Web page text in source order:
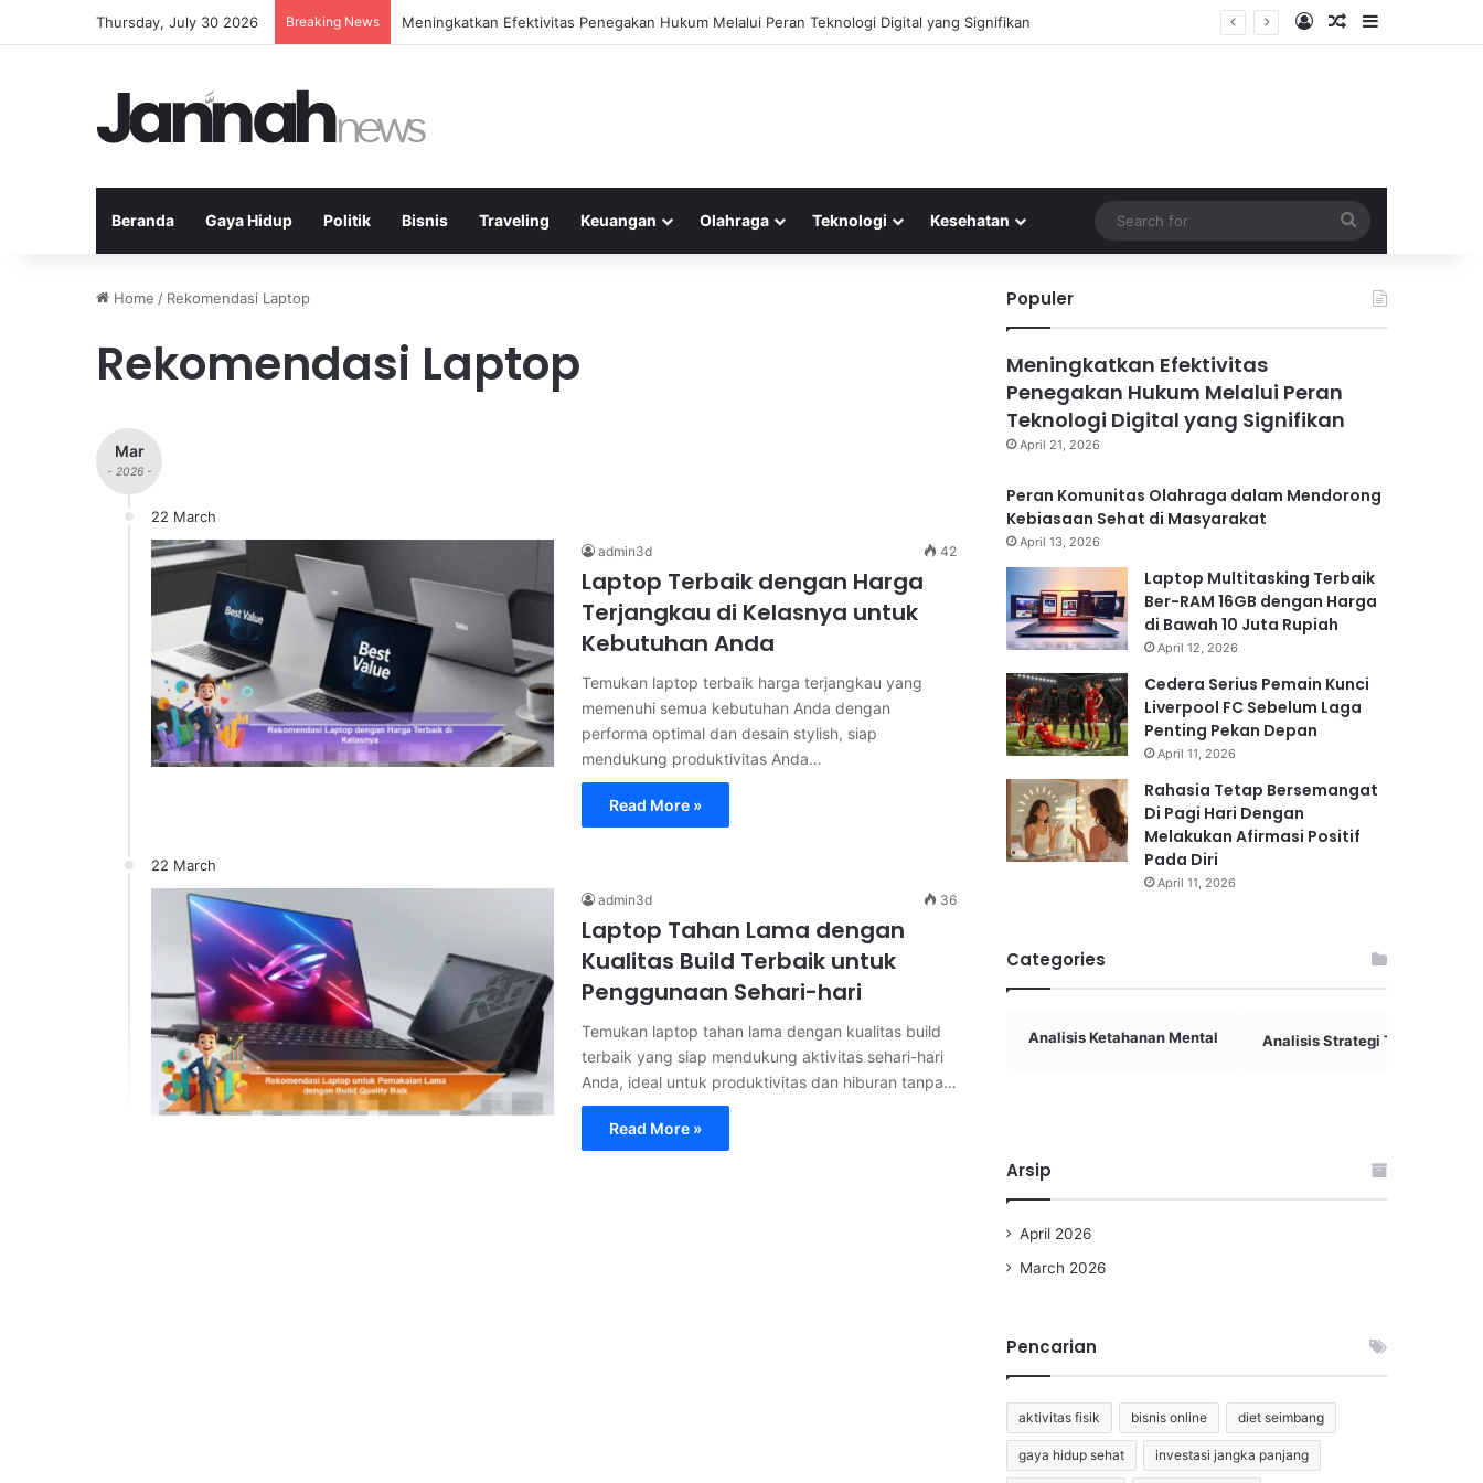
Thursday, July 30 2026 Breaking News Meningkatkan Efektivitas Penegakan Hukum Melalui Peran Teknologi Digital yang Signifikan Log InRandom Article
Sidebar
Beranda Gaya Hidup Politik Bisnis Traveling Keuangan Olahraga Teknologi Kesehatan
for
Home / Rekomendasi Laptop
Rekomendasi Laptop
Mar
- 2026 -
22 March
admin3d 42
Laptop Terbaik dengan Harga
Terjangkau di Kelasnya untuk
Kebutuhan Anda
Temukan laptop terbaik harga terjangkau yang
memenuhi semua kebutuhan Anda dengan
performa optimal dan desain stylish, siap
mendukung produktivitas Anda…
Read More »
22 March
admin3d 36
Laptop Tahan Lama dengan
Kualitas Build Terbaik untuk
Penggunaan Sehari-hari
Temukan laptop tahan lama dengan kualitas build
terbaik yang siap mendukung aktivitas sehari-hari
Anda, ideal untuk produktivitas dan hiburan tanpa…
Read More »
Populer
Meningkatkan Efektivitas
Penegakan Hukum Melalui Peran
Teknologi Digital yang Signifikan
April 21, 2026
Peran Komunitas Olahraga dalam Mendorong
Kebiasaan Sehat di Masyarakat
April 13, 2026
Laptop Multitasking Terbaik
Ber-RAM 16GB dengan Harga
di Bawah 10 Juta Rupiah
April 12, 2026
Cedera Serius Pemain Kunci
Liverpool FC Sebelum Laga
Penting Pekan Depan
April 11, 2026
Rahasia Tetap Bersemangat
Di Pagi Hari Dengan
Melakukan Afirmasi Positif
Pada Diri
April 11, 2026
Categories
Analisis Ketahanan Mental Analisis Strategi Tim Basket
Arsip
April 2026
March 2026
Pencarian
aktivitas fisik bisnis online diet seimbang
gaya hidup sehat investasi jangka panjang